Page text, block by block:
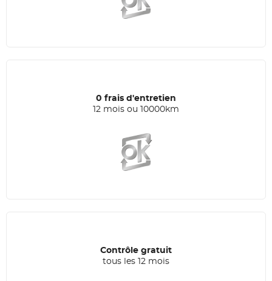
0 frais d'entretien
12 mois ou 10000km
Contrôle gratuit
tous les 12 mois